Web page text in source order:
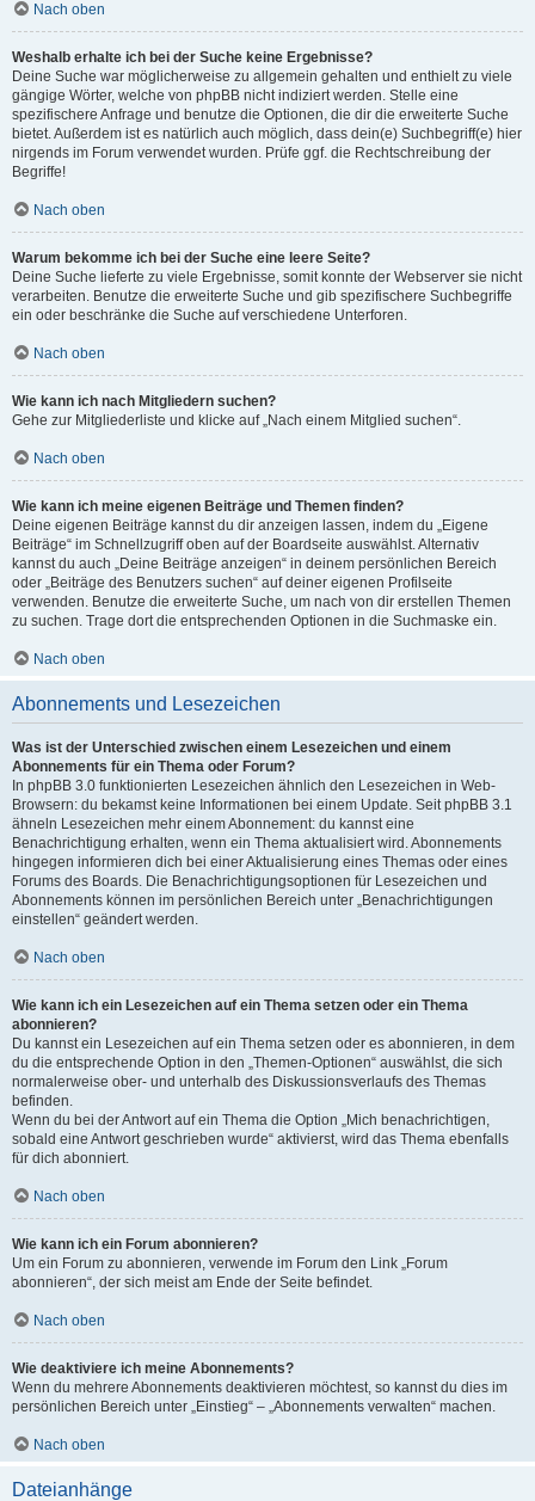
Nach oben
Weshalb erhalte ich bei der Suche keine Ergebnisse?
Deine Suche war möglicherweise zu allgemein gehalten und enthielt zu viele
gängige Wörter, welche von phpBB nicht indiziert werden. Stelle eine
spezifischere Anfrage und benutze die Optionen, die dir die erweiterte Suche
bietet. Außerdem ist es natürlich auch möglich, dass dein(e) Suchbegriff(e) hier
nirgends im Forum verwendet wurden. Prüfe ggf. die Rechtschreibung der
Begriffe!
Nach oben
Warum bekomme ich bei der Suche eine leere Seite?
Deine Suche lieferte zu viele Ergebnisse, somit konnte der Webserver sie nicht
verarbeiten. Benutze die erweiterte Suche und gib spezifischere Suchbegriffe
ein oder beschränke die Suche auf verschiedene Unterforen.
Nach oben
Wie kann ich nach Mitgliedern suchen?
Gehe zur Mitgliederliste und klicke auf „Nach einem Mitglied suchen“.
Nach oben
Wie kann ich meine eigenen Beiträge und Themen finden?
Deine eigenen Beiträge kannst du dir anzeigen lassen, indem du „Eigene
Beiträge“ im Schnellzugriff oben auf der Boardseite auswählst. Alternativ
kannst du auch „Deine Beiträge anzeigen“ in deinem persönlichen Bereich
oder „Beiträge des Benutzers suchen“ auf deiner eigenen Profilseite
verwenden. Benutze die erweiterte Suche, um nach von dir erstellen Themen
zu suchen. Trage dort die entsprechenden Optionen in die Suchmaske ein.
Nach oben
Abonnements und Lesezeichen
Was ist der Unterschied zwischen einem Lesezeichen und einem
Abonnements für ein Thema oder Forum?
In phpBB 3.0 funktionierten Lesezeichen ähnlich den Lesezeichen in Web-
Browsern: du bekamst keine Informationen bei einem Update. Seit phpBB 3.1
ähneln Lesezeichen mehr einem Abonnement: du kannst eine
Benachrichtigung erhalten, wenn ein Thema aktualisiert wird. Abonnements
hingegen informieren dich bei einer Aktualisierung eines Themas oder eines
Forums des Boards. Die Benachrichtigungsoptionen für Lesezeichen und
Abonnements können im persönlichen Bereich unter „Benachrichtigungen
einstellen“ geändert werden.
Nach oben
Wie kann ich ein Lesezeichen auf ein Thema setzen oder ein Thema
abonnieren?
Du kannst ein Lesezeichen auf ein Thema setzen oder es abonnieren, in dem
du die entsprechende Option in den „Themen-Optionen“ auswählst, die sich
normalerweise ober- und unterhalb des Diskussionsverlaufs des Themas
befinden.
Wenn du bei der Antwort auf ein Thema die Option „Mich benachrichtigen,
sobald eine Antwort geschrieben wurde“ aktivierst, wird das Thema ebenfalls
für dich abonniert.
Nach oben
Wie kann ich ein Forum abonnieren?
Um ein Forum zu abonnieren, verwende im Forum den Link „Forum
abonnieren“, der sich meist am Ende der Seite befindet.
Nach oben
Wie deaktiviere ich meine Abonnements?
Wenn du mehrere Abonnements deaktivieren möchtest, so kannst du dies im
persönlichen Bereich unter „Einstieg“ – „Abonnements verwalten“ machen.
Nach oben
Dateianhänge